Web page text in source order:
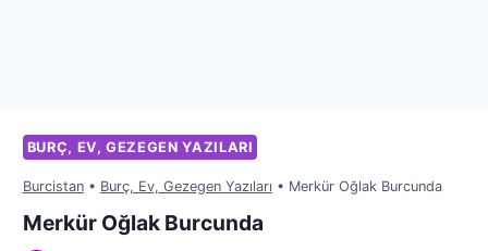
BURÇ, EV, GEZEGEN YAZILARI
Burcistan• Burç, Ev, Gezegen Yazıları • Merkür Oğlak Burcunda
Merkür Oğlak Burcunda